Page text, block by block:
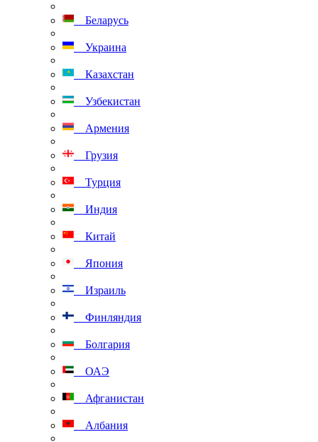
Беларусь
Украина
Казахстан
Узбекистан
Армения
Грузия
Турция
Индия
Китай
Япония
Израиль
Финляндия
Болгария
ОАЭ
Афганистан
Албания